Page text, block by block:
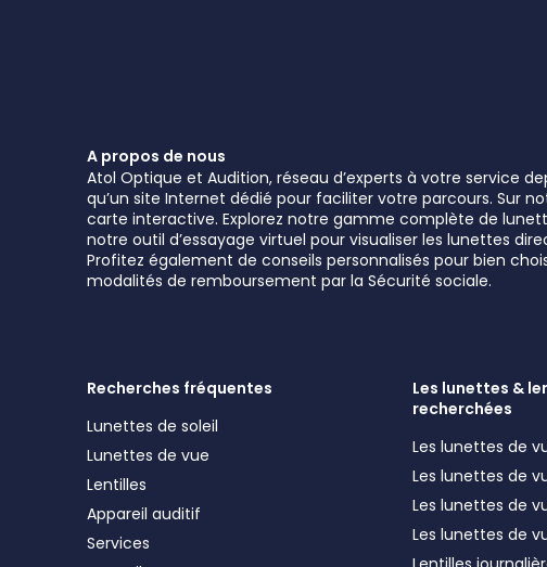
A propos de nous
Atol Optique et Audition, réseau d’experts à votre service
qu’un site Internet dédié pour faciliter votre parcours. Sur
carte interactive. Explorez notre gamme complète de
notre outil d’essayage virtuel pour visualiser les lunettes
Profitez également de conseils personnalisés pour bien
modalités de remboursement par la Sécurité sociale.
Recherches fréquentes
Lunettes de soleil
Lunettes de vue
Lentilles
Appareil auditif
Services
Les lunettes &
recherchées
Les lunettes de
Les lunettes de
Les lunettes de
Les lunettes de